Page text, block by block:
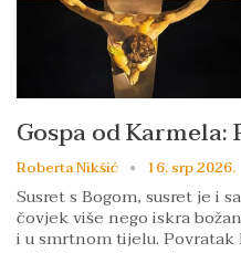
Gospa od Karmela:
Roberta Nikšić 16. srp 2026.
Susret s Bogom, susret je i
čovjek više nego iskra
i u smrtnom tijelu. Povratak